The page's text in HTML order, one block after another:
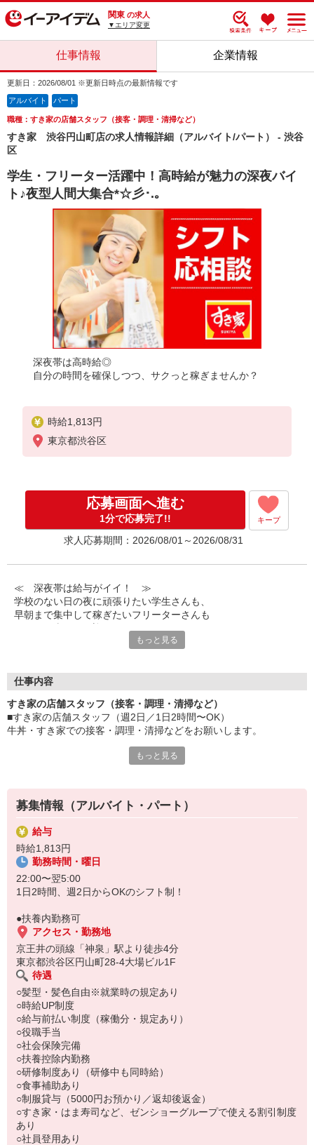
関東 の求人
▼エリア変更
仕事情報 企業情報
更新日：2026/08/01 ※更新日時点の最新情報です
アルバイト パート
職種：すき家の店舗スタッフ（接客・調理・清掃など）
すき家 渋谷円山町店の求人情報詳細（アルバイト/パート） - 渋谷
区
学生・フリーター活躍中！高時給が魅力の深夜バイ
ト♪夜型人間大集合*☆彡･.｡
深夜帯は高時給◎
自分の時間を確保しつつ、サクっと稼ぎませんか？
時給1,813円
東京都渋谷区
応募画面へ進む
1分で応募完了!! キープ
求人応募期間：2026/08/01～2026/08/31
≪ 深夜帯は給与がイイ！ ≫
学校のない日の夜に頑張りたい学生さんも、
早朝まで集中して稼ぎたいフリーターさんも
オシャレを捨てる必要はありません！
急な出費も安心♪
■社員登用あり
将来を考えている方は必見です。
なか卯、かつ庵、ココス、ジョリーパスタ、ビッグボーイ、華屋
ョーグループ！
その中のひとつ『すき家』でお仕事しませんか？
もっと見る
仕事内容
すき家の店舗スタッフ（接客・調理・清掃など）
■すき家の店舗スタッフ（週2日／1日2時間〜OK）
牛丼・すき家での接客・調理・清掃などをお願いします。
あなたの笑顔で！
すばやく提供！
他にも、食材の調整や金銭管理、新しく入社したクルーの研修など
様々なお仕事があります。
セルフオーダー、セルフ会計で、現金の受け渡しはほとんどありま
せん。※一部店舗を除く
取り間違いもなく安心でスムーズ♪
マニュアルも用意していますので飲食店が初めての方でも大丈夫！
もちろん先輩クルーがしっかり教えてくれるので安心してくださ
い。
もっと見る
募集情報（アルバイト・パート）
給与
時給1,813円
勤務時間・曜日
22:00〜翌5:00
1日2時間、週2日からOKのシフト制！
●扶養内勤務可
アクセス・勤務地
京王井の頭線「神泉」駅より徒歩4分
東京都渋谷区円山町28-4大場ビル1F
待遇
○髪型・髪色自由※就業時の規定あり
○時給UP制度
○給与前払い制度（稼働分・規定あり）
○役職手当
○社会保険完備
○扶養控除内勤務
○研修制度あり（研修中も同時給）
○食事補助あり
○制服貸与（5000円お預かり／返却後返金）
○すき家・はま寿司など、ゼンショーグループで使える割引制度
あり
○社員登用あり